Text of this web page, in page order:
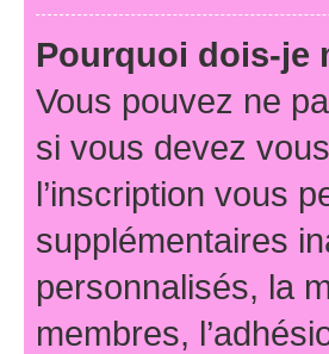
Pourquoi dois-je
Vous pouvez ne
si vous devez
l’inscription vous
supplémentaires
personnalisés, la
membres,